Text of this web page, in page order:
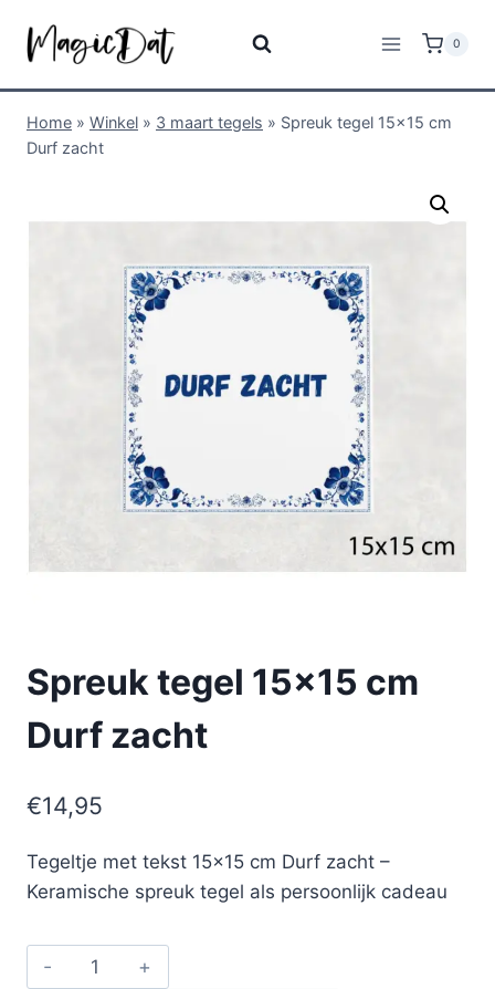
0
Home » Winkel » 3 maart tegels » Spreuk tegel 15×15 cm
Durf zacht
Spreuk tegel 15×15 cm
Durf zacht
€14,95
Tegeltje met tekst 15×15 cm Durf zacht –
Keramische spreuk tegel als persoonlijk cadeau